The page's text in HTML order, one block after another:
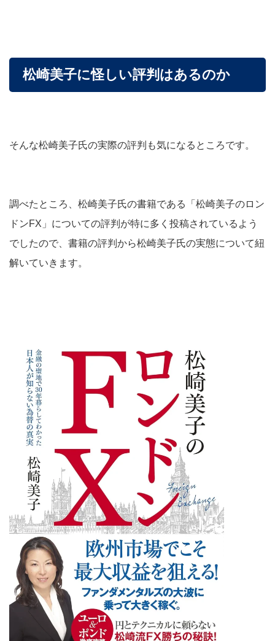
松崎美子に怪しい評判はあるのか
そんな松崎美子氏の実際の評判も気になるところです。
調べたところ、松崎美子氏の書籍である「松崎美子のロン
ドンFX」についての評判が特に多く投稿されているよう
でしたので、書籍の評判から松崎美子氏の実態について紐
解いていきます。